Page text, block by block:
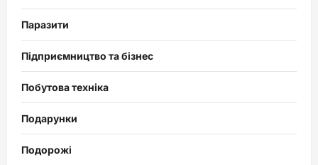
Паразити
Підприємництво та бізнес
Побутова техніка
Подарунки
Подорожі